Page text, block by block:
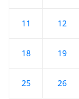
11 12
18 19
25 26